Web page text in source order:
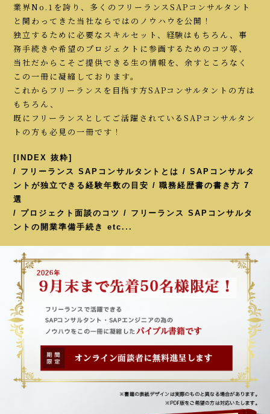
業界No.1を誇り、多くのフリーランスSAPコンサルタント
と関わってきた当社ならではのノウハウを公開！
独立するために必要なスキルセット、経験はもちろん、事
務手続きや希望のプロジェクトに参画するためのコツ等、
当社だからこそご提供できる生の情報を、余すところなく
この一冊に凝縮しております。
これからフリーランスを目指す方SAPコンサルタントの方は
もちろん、
既にフリーランスとしてご活躍されているSAPコンサルタン
トの方も必見の一冊です！
[INDEX 抜粋]
/ フリーランス SAPコンサルタントとは / SAPコンサルタ
ントが独立できる経験年数の目安 / 職務経歴書の書き方 7
選
/ プロジェクト面談のコツ / フリーランス SAPコンサルタ
ントの開業準備手続き etc...